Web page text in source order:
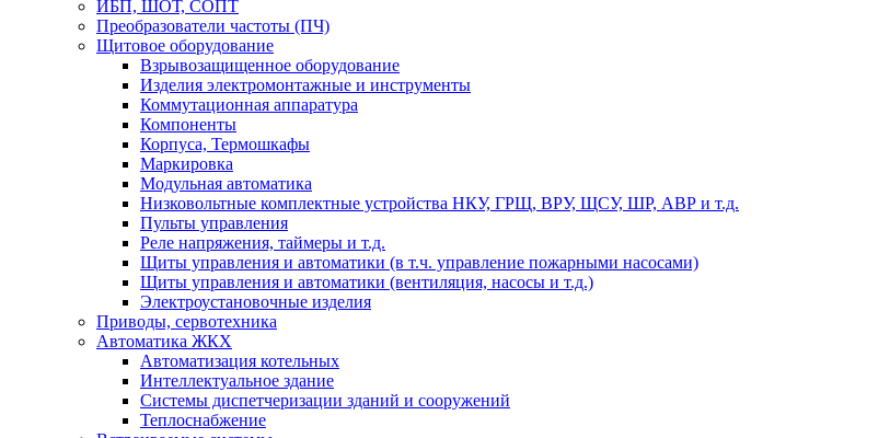
ИБП, ШОТ, СОПТ
Преобразователи частоты (ПЧ)
Щитовое оборудование
Взрывозащищенное оборудование
Изделия электромонтажные и инструменты
Коммутационная аппаратура
Компоненты
Корпуса, Термошкафы
Маркировка
Модульная автоматика
Низковольтные комплектные устройства НКУ, ГРЩ, ВРУ, ЩСУ, ШР, АВР и т.д.
Пульты управления
Реле напряжения, таймеры и т.д.
Щиты управления и автоматики (в т.ч. управление пожарными насосами)
Щиты управления и автоматики (вентиляция, насосы и т.д.)
Электроустановочные изделия
Приводы, сервотехника
Автоматика ЖКХ
Автоматизация котельных
Интеллектуальное здание
Системы диспетчеризации зданий и сооружений
Теплоснабжение